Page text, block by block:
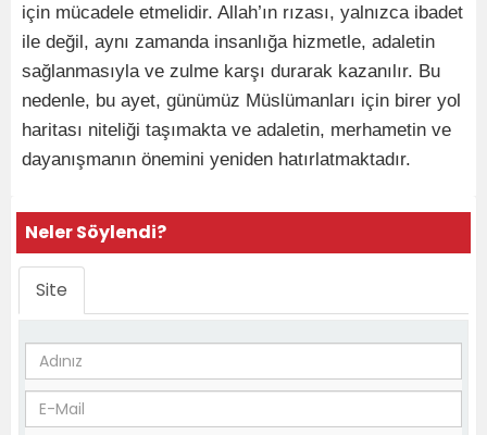
için mücadele etmelidir. Allah’ın rızası, yalnızca ibadet
ile değil, aynı zamanda insanlığa hizmetle, adaletin
sağlanmasıyla ve zulme karşı durarak kazanılır. Bu
nedenle, bu ayet, günümüz Müslümanları için birer yol
haritası niteliği taşımakta ve adaletin, merhametin ve
dayanışmanın önemini yeniden hatırlatmaktadır.
Neler Söylendi?
Site